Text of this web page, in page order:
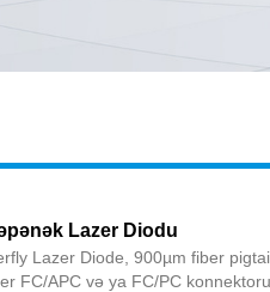
Lazer Diodu
Lazer Diode, 900µm fiber
FC/APC və ya FC/PC